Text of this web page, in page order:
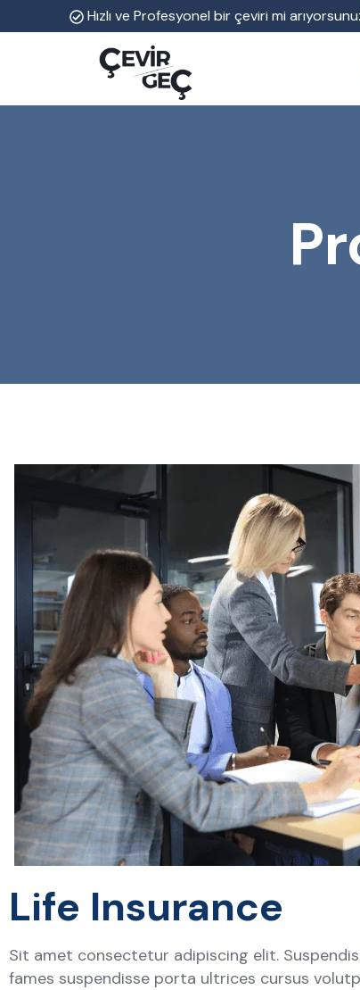
Hızlı ve Profesyonel bir çeviri mi
Life Insurance
Sit amet consectetur adipiscing elit.
fames suspendisse porta ultrices cursus